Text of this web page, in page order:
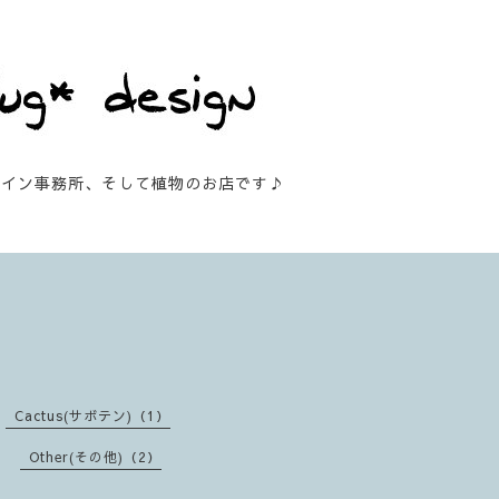
ン事務所、そして植物のお店です♪
Cactus(サボテン)（1）
Other(その他)（2）